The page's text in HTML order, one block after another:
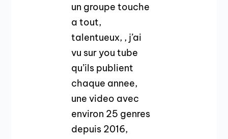
un groupe touche
a tout,
talentueux, , j’ai
vu sur you tube
qu’ils publient
chaque annee,
une video avec
environ 25 genres
depuis 2016,